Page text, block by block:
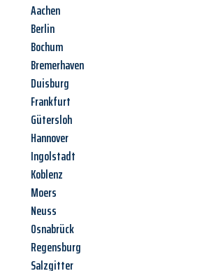
Aachen
Berlin
Bochum
Bremerhaven
Duisburg
Frankfurt
Gütersloh
Hannover
Ingolstadt
Koblenz
Moers
Neuss
Osnabrück
Regensburg
Salzgitter